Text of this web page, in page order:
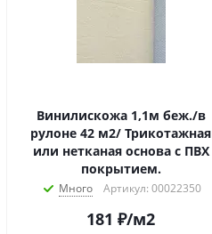
Винилискожа 1,1м беж./в
рулоне 42 м2/ Трикотажная
или нетканая основа с ПВХ
покрытием.
Много Артикул: 00022350
181 ₽/м2